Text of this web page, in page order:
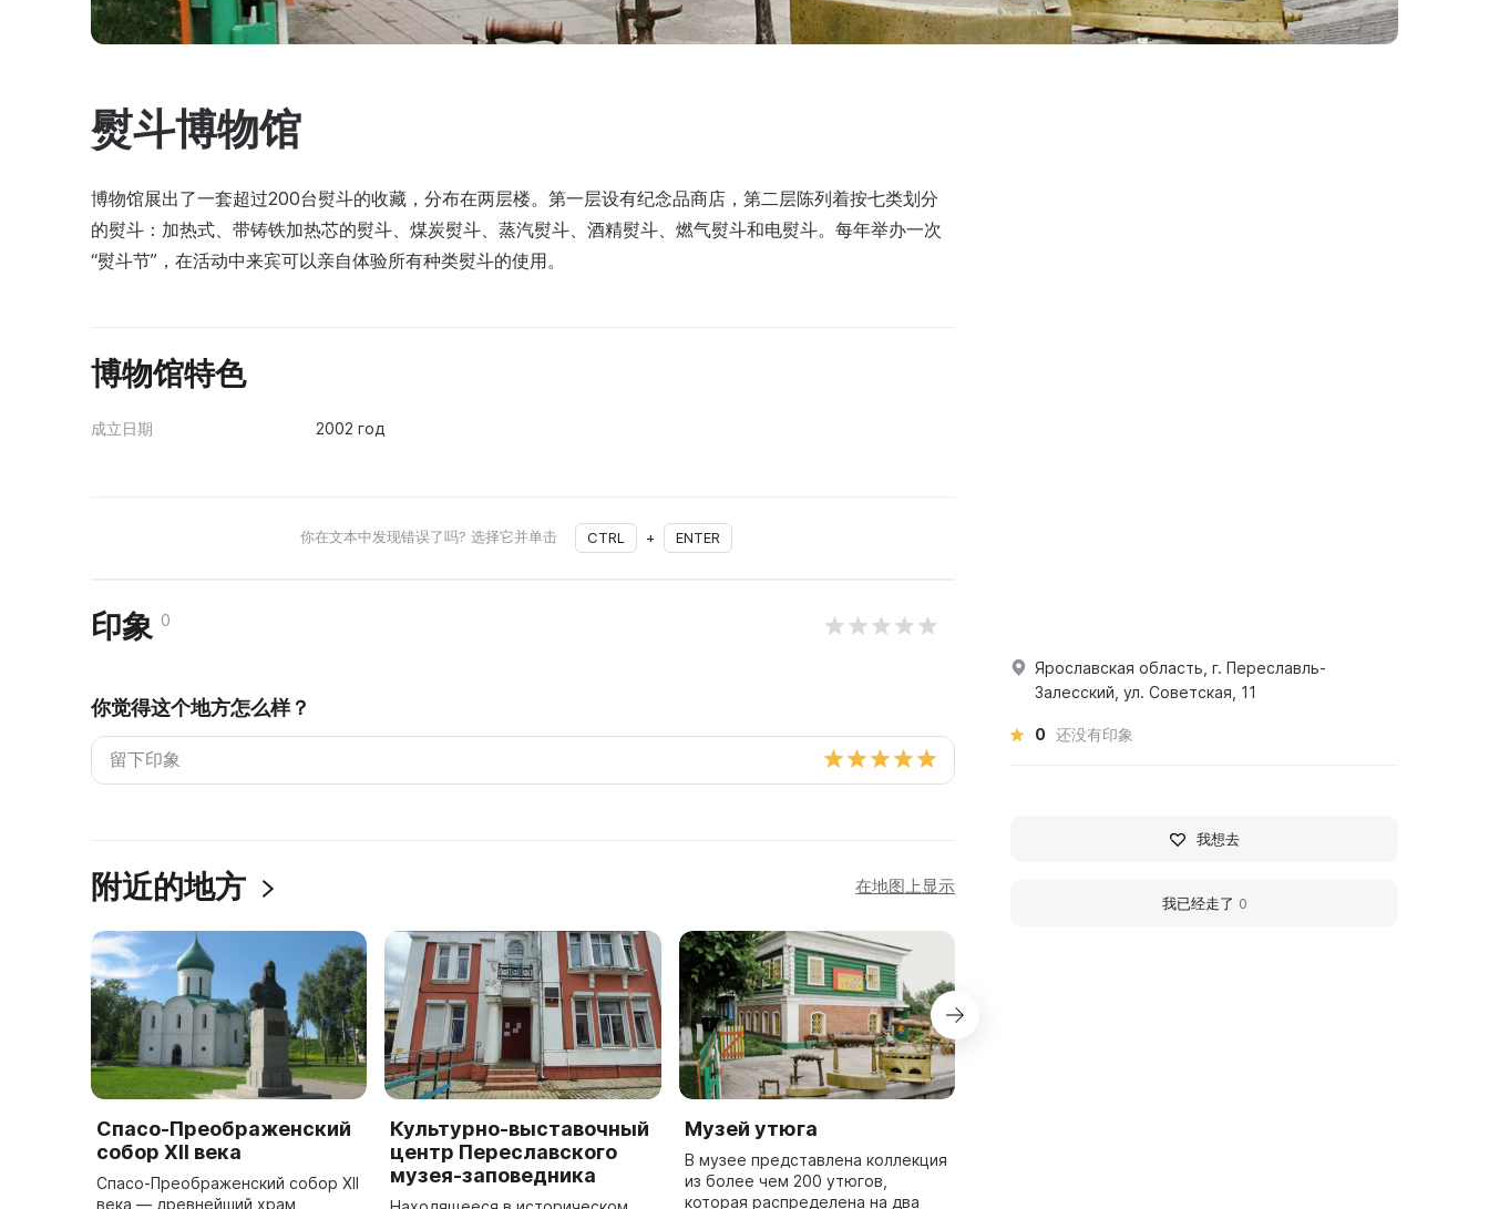
熨斗博物馆
博物馆展出了一套超过200台熨斗的收藏，分布在两层楼。第一层设有纪念品商店，第二层陈列着按七类划分
的熨斗：加热式、带铸铁加热芯的熨斗、煤炭熨斗、蒸汽熨斗、酒精熨斗、燃气熨斗和电熨斗。每年举办一次
“熨斗节”，在活动中来宾可以亲自体验所有种类熨斗的使用。
博物馆特色
成立日期 2002 год
你在文本中发现错误了吗? 选择它并单击 CTRL + ENTER
印象 0
你觉得这个地方怎么样？
附近的地方 在地图上显示
Спасо-Преображенский
собор XII века
Спасо-Преображенский собор ХII
века — древнейший храм
Культурно-выставочный
центр Переславского
музея-заповедника
Музей утюга
В музее представлена коллекция
из более чем 200 утюгов,
которая распределена на два
Ярославская область, г. Переславль-
Залесский, ул. Советская, 11
0 还没有印象
我想去
我已经走了 0